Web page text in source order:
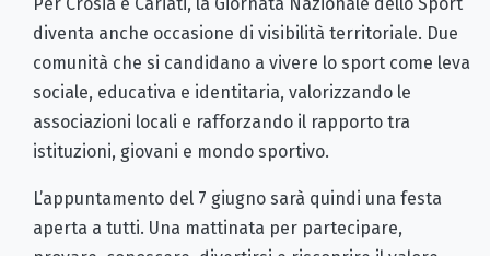
diventa anche occasione di visibilità territoriale. Due
comunità che si candidano a vivere lo sport come leva
sociale, educativa e identitaria, valorizzando le
associazioni locali e rafforzando il rapporto tra
istituzioni, giovani e mondo sportivo.
L’appuntamento del 7 giugno sarà quindi una festa
aperta a tutti. Una mattinata per partecipare,